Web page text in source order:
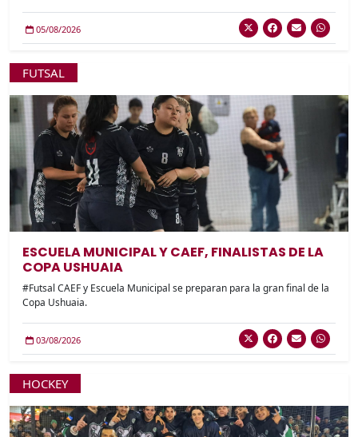
05/08/2026
FUTSAL
ESCUELA MUNICIPAL Y CAEF, FINALISTAS DE LA
COPA USHUAIA
#Futsal CAEF y Escuela Municipal se preparan para la gran final de la
Copa Ushuaia.
03/08/2026
HOCKEY